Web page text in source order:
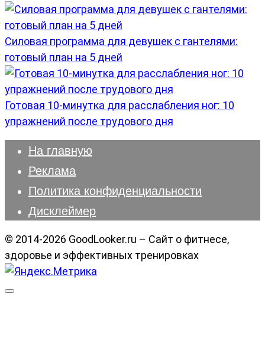
Силовая программа для девушек с гантелями:
готовый план на 5 дней
Готовая 10-минутка для расслабления ног: 10
упражнений после трудового дня
На главную
Реклама
Политика конфиденциальности
Дисклеймер
© 2014-2026 GoodLooker.ru – Сайт о фитнесе,
здоровье и эффективных тренировках